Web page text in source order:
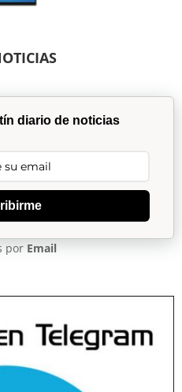
diario de noticias
por Email